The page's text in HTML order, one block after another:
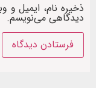
ذخیره نام، ایمیل و
دیدگاهی می‌نویسم.